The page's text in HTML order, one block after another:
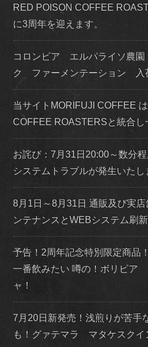
RED POISON COFFEE
に3周年を迎えます。
コロンビア エルパライソ農
ク ファーメンテーション 入
当サイトMORIFUJI COFFEE
COFFEE ROASTERSと統合し
お詫び：7月31日20:00～数分
システムトラブルが発生いたし
8月1日～8月31日 通販及び実
ンテナンスとWEBシステム刷新
予告！2周年記念特別限定商品
一番飲みたい 噂の！ボリビ
ャ！
7月20日新発売！浅煎りが苦手
も！グァテマラ マタケスク